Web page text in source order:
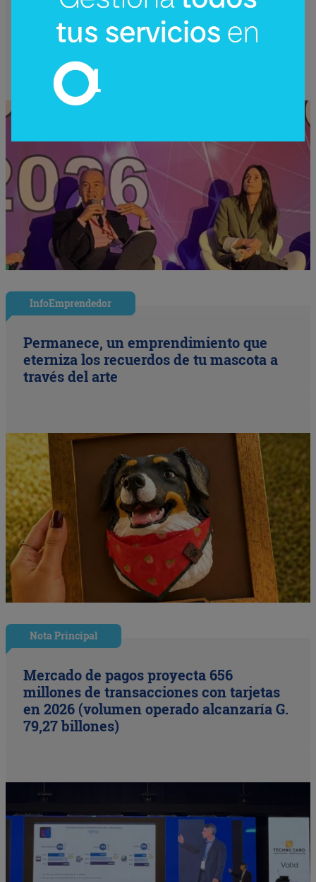
SIP Connect 2026 (parte III): ¿cómo nace
el nuevo estándar de producción? (Long
video + Tik Tok + multi cross + eventos)
InfoEmprendedor
Permanece, un emprendimiento que
eterniza los recuerdos de tu mascota a
través del arte
Nota Principal
Mercado de pagos proyecta 656
millones de transacciones con tarjetas
en 2026 (volumen operado alcanzaría G.
79,27 billones)